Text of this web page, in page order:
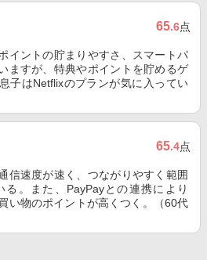
65.6点
イントの貯まりやすさ、スマートパ
ますが、特典やポイントを貯めるゲ
子はNetflixのプランが気に入ってい
65.4点
信速度が速く、つながりやすく範囲
。また、PayPayとの連携により
い物のポイントが高くつく。（60代